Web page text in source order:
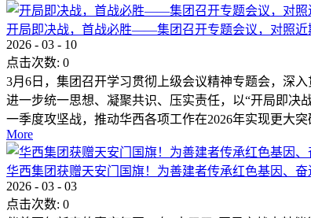
开局即决战，首战必胜——集团召开专题会议，对照近
2026 - 03 - 10
点击次数: 0
3月6日，集团召开学习贯彻上级会议精神专题会，深
进一步统一思想、凝聚共识、压实责任，以“开局即决
一季度攻坚战，推动华西各项工作在2026年实现更大突
More
华西集团获赠天安门国旗！为善建者传承红色基因、奋
2026 - 03 - 03
点击次数: 0